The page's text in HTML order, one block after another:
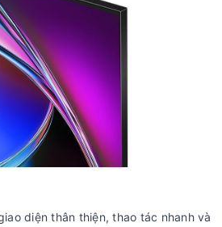
diện thân thiện, thao tác nhanh và